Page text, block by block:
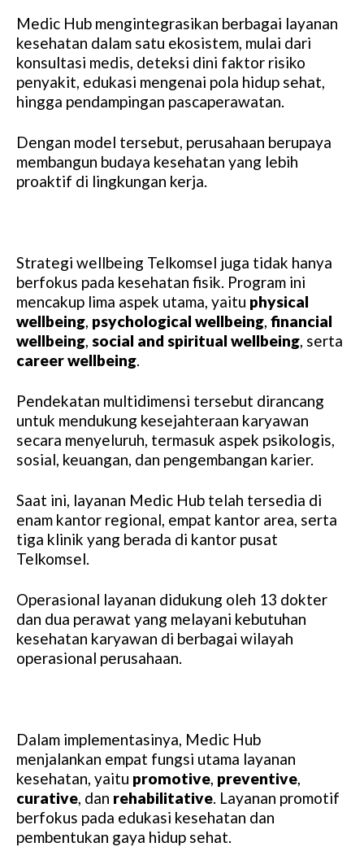
Medic Hub mengintegrasikan berbagai layanan
kesehatan dalam satu ekosistem, mulai dari
konsultasi medis, deteksi dini faktor risiko
penyakit, edukasi mengenai pola hidup sehat,
hingga pendampingan pascaperawatan.
Dengan model tersebut, perusahaan berupaya
membangun budaya kesehatan yang lebih
proaktif di lingkungan kerja.
Strategi wellbeing Telkomsel juga tidak hanya
berfokus pada kesehatan fisik. Program ini
mencakup lima aspek utama, yaitu physical
wellbeing, psychological wellbeing, financial
wellbeing, social and spiritual wellbeing, serta
career wellbeing.
Pendekatan multidimensi tersebut dirancang
untuk mendukung kesejahteraan karyawan
secara menyeluruh, termasuk aspek psikologis,
sosial, keuangan, dan pengembangan karier.
Saat ini, layanan Medic Hub telah tersedia di
enam kantor regional, empat kantor area, serta
tiga klinik yang berada di kantor pusat
Telkomsel.
Operasional layanan didukung oleh 13 dokter
dan dua perawat yang melayani kebutuhan
kesehatan karyawan di berbagai wilayah
operasional perusahaan.
Dalam implementasinya, Medic Hub
menjalankan empat fungsi utama layanan
kesehatan, yaitu promotive, preventive,
curative, dan rehabilitative. Layanan promotif
berfokus pada edukasi kesehatan dan
pembentukan gaya hidup sehat.